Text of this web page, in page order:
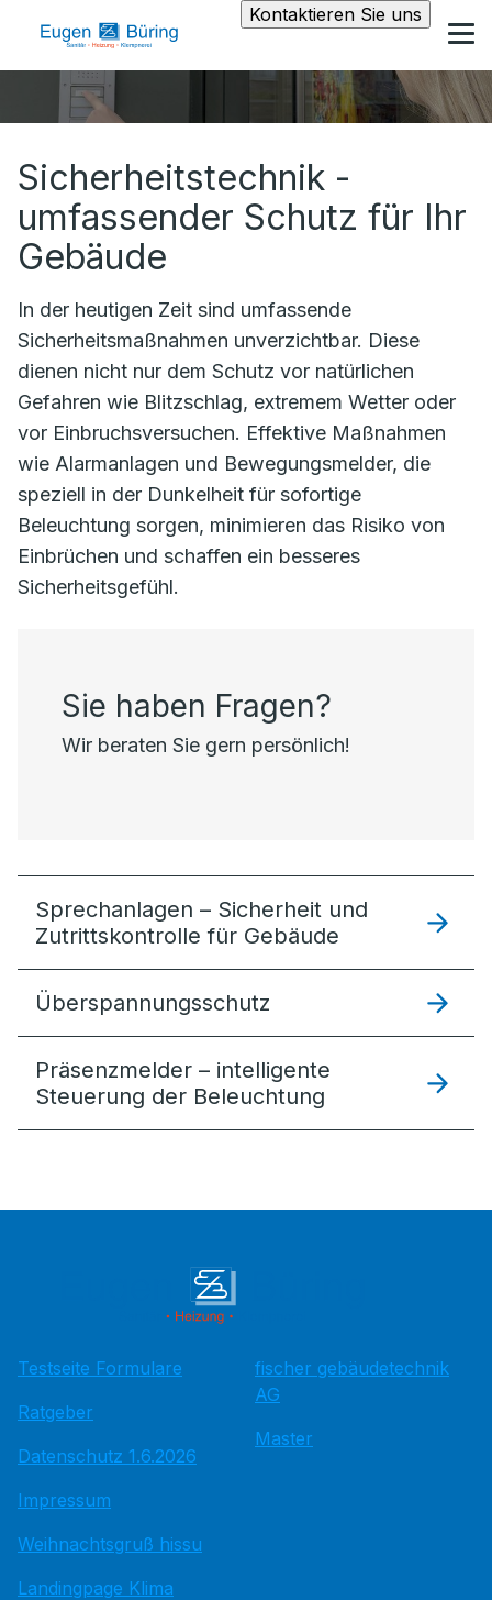
Kontaktieren Sie uns
Sicherheitstechnik -
umfassender Schutz für Ihr
Gebäude
In der heutigen Zeit sind umfassende
Sicherheitsmaßnahmen unverzichtbar. Diese
dienen nicht nur dem Schutz vor natürlichen
Gefahren wie Blitzschlag, extremem Wetter oder
vor Einbruchsversuchen. Effektive Maßnahmen
wie Alarmanlagen und Bewegungsmelder, die
speziell in der Dunkelheit für sofortige
Beleuchtung sorgen, minimieren das Risiko von
Einbrüchen und schaffen ein besseres
Sicherheitsgefühl.
Sie haben Fragen?
Wir beraten Sie gern persönlich!
Sprechanlagen – Sicherheit und
Zutrittskontrolle für Gebäude
Überspannungsschutz
Präsenzmelder – intelligente
Steuerung der Beleuchtung
Testseite Formulare
Ratgeber
Datenschutz 1.6.2026
Impressum
Weihnachtsgruß hissu
Landingpage Klima
fischer gebäudetechnik
AG
Master